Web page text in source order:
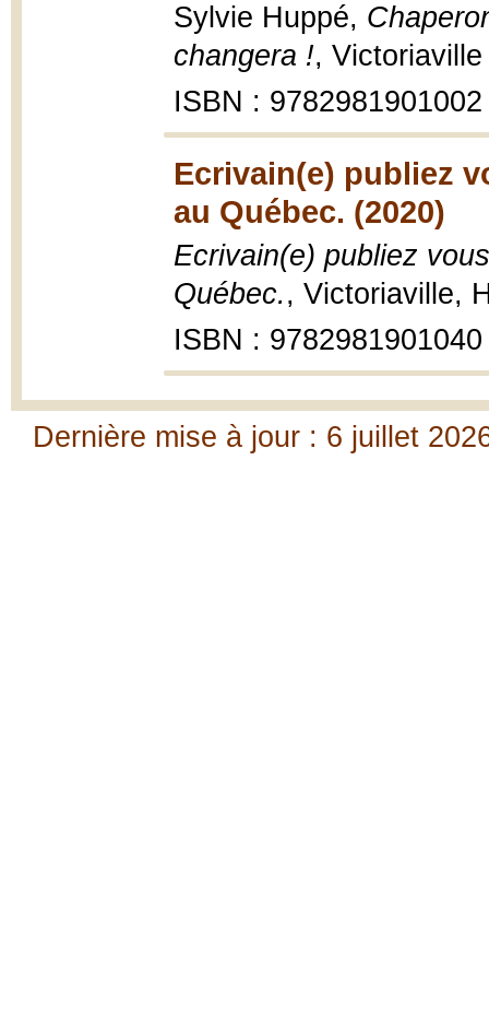
Sylvie Huppé,
changera !,
ISBN : 9782981901002
Ecrivain(e) publiez
au Québec. (2020)
Ecrivain(e) publiez
Québec. , Victoriaville,
ISBN : 9782981901040
Dernière mise à jour : 6 juillet